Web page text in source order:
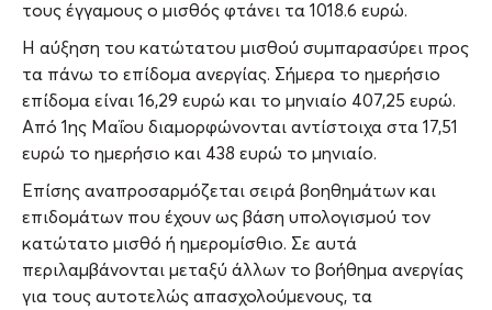
τους έγγαμους ο μισθός φτάνει τα 1018.6 ευρώ.
Η αύξηση του κατώτατου μισθού συμπαρασύρει προς
τα πάνω το επίδομα ανεργίας. Σήμερα το ημερήσιο
επίδομα είναι 16,29 ευρώ και το μηνιαίο 407,25 ευρώ.
Από 1ης Μαΐου διαμορφώνονται αντίστοιχα στα 17,51
ευρώ το ημερήσιο και 438 ευρώ το μηνιαίο.
Επίσης αναπροσαρμόζεται σειρά βοηθημάτων και
επιδομάτων που έχουν ως βάση υπολογισμού τον
κατώτατο μισθό ή ημερομίσθιο. Σε αυτά
περιλαμβάνονται μεταξύ άλλων το βοήθημα ανεργίας
για τους αυτοτελώς απασχολούμενους, τα